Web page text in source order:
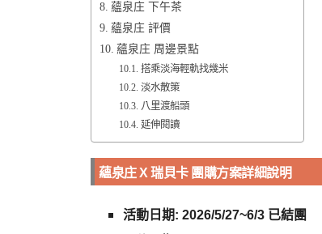
蘊泉庄 下午茶
蘊泉庄 評價
蘊泉庄 周邊景點
搭乘淡海輕軌找幾米
淡水散策
八里渡船頭
延伸閱讀
蘊泉庄 X 瑞貝卡 團購方案詳細說明
活動日期: 2026/5/27~6/3 已結團